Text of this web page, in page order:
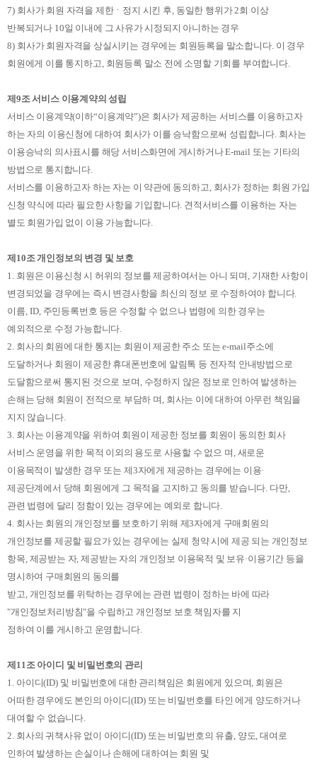
7) 회사가 회원 자격을 제한ㆍ정지 시킨 후, 동일한 행위가2회 이상
반복되거나 10일 이내에 그 사유가 시정되지 아니하는 경우
8) 회사가 회원자격을 상실시키는 경우에는 회원등록을 말소합니다. 이 경우
회원에게 이를 통지하고, 회원등록 말소 전에 소명할 기회를 부여합니다.
제 9조 서비스 이용계약의 성립
서비스 이용계약(이하“이용계약”)은 회사가 제공하는 서비스를 이용하고자
하는 자의 이용신청에 대하여 회사가 이를 승낙함으로써 성립합니다. 회사는
이용승낙의 의사표시를 해당 서비스화면에 게시하거나E-mail 또는 기타의
방법으로 통지합니다.
서비스를 이용하고자 하는 자는 이 약관에 동의하고, 회사가 정하는 회원 가입
신청 약식에 따라 필요한 사항을 기입합니다. 견적서비스를 이용하는 자는
별도 회원가입 없이 이용 가능합니다.
제 10조 개인정보의 변경 및 보호
1. 회원은 이용신청 시 허위의 정보를 제공하여서는 아니 되며 , 기재한 사항이
변경되었을 경우에는 즉시 변경사항을 최신의 정보 로 수정하여야 합니다.
이름, ID, 주민등록번호 등은 수정할 수 없으나 법령에 의한 경우는
예외적으로 수정 가능합니다.
2. 회사의 회원에 대한 통지는 회원이 제공한 주소 또는e-mail주소에
도달하거나 회원이 제공한 휴대폰번호에 알림톡 등 전자적 안내방법으로
도달함으로써 통지된 것으로 보며 , 수정하지 않은 정보로 인하여 발생하는
손해는 당해 회원이 전적으로 부담하 며 , 회사는 이에 대하여 아무런 책임을
지지 않습니다.
3. 회사는 이용계약을 위하여 회원이 제공한 정보를 회원이 동의한 회사
서비스 운영을 위한 목적 이외의 용도로 사용할 수 없으 며 , 새로운
이용목적이 발생한 경우 또는 제3자에게 제공하는 경우에는 이용·
제공단계에서 당해 회원에게 그 목적을 고지하고 동의를 받습니다. 다만,
관련 법령에 달리 정함이 있는 경우에는 예외로 합니다.
4. 회사는 회원의 개인정보를 보호하기 위해 제3자에게 구매회원의
개인정보를 제공할 필요가 있는 경우에는 실제 청약 시에 제공 되는 개인정보
항목, 제공받는 자,제공받는 자의 개인정보 이용목적 및 보유·이용기간 등을
명시하여 구매회원의 동의를
받고, 개인정보를 위탁하는 경우에는 관련 법령이 정하는 바에 따라
"개인정보처리방침"을 수립하고 개인정보 보호 책임자를 지
정하여 이를 게시하고 운영합니다.
제 11조 아이디 및 비밀번호의 관리
1. 아이디(ID) 및 비밀번호에 대한 관리책임은 회원에게 있으며, 회원은
어떠한 경우에도 본인의 아이디(ID) 또는 비밀번호를 타인 에게 양도하거나
대여할 수 없습니다.
2. 회사의 귀책사유 없이 아이디(ID) 또는 비밀번호의 유출, 양도,대여로
인하여 발생하는 손실이나 손해에 대하여는 회원 및